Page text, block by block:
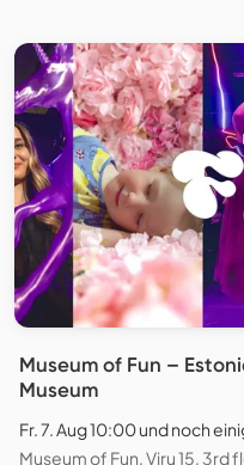
Museum of Fun –
Museum
Fr. 7. Aug 10:00 und noch
Museum of Fun, Viru 15, 3rd